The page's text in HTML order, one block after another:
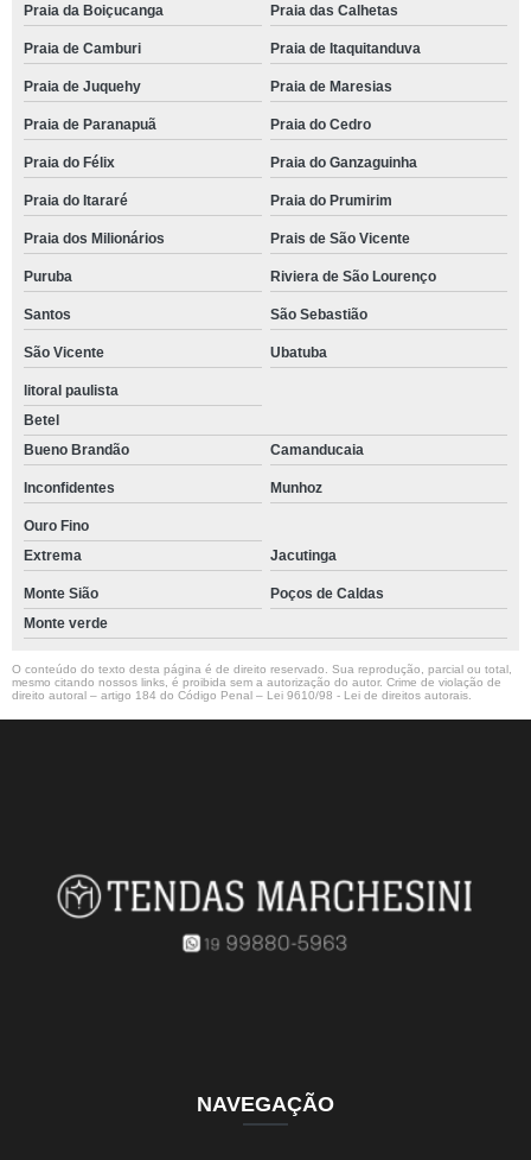
Praia da Boiçucanga Praia das Calhetas
Praia de Camburi Praia de Itaquitanduva
Praia de Juquehy Praia de Maresias
Praia de Paranapuã Praia do Cedro
Praia do Félix Praia do Ganzaguinha
Praia do Itararé Praia do Prumirim
Praia dos Milionários Prais de São Vicente
Puruba Riviera de São Lourenço
Santos São Sebastião
São Vicente Ubatuba
litoral paulista
Betel
Bueno Brandão
Camanducaia
Inconfidentes Munhoz
Ouro Fino
Extrema
Jacutinga
Monte Sião
Poços de Caldas
Monte verde
O conteúdo do texto desta página é de direito reservado. Sua reprodução, parcial ou total,
mesmo citando nossos links, é proibida sem a autorização do autor. Crime de violação de
direito autoral – artigo 184 do Código Penal – Lei 9610/98 - Lei de direitos autorais
NAVEGAÇÃO